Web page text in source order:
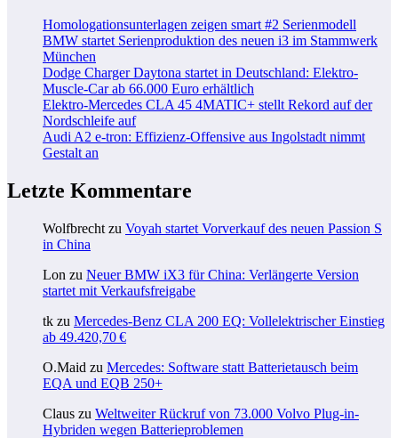
Homologationsunterlagen zeigen smart #2 Serienmodell
BMW startet Serienproduktion des neuen i3 im Stammwerk
München
Dodge Charger Daytona startet in Deutschland: Elektro-
Muscle-Car ab 66.000 Euro erhältlich
Elektro-Mercedes CLA 45 4MATIC+ stellt Rekord auf der
Nordschleife auf
Audi A2 e-tron: Effizienz-Offensive aus Ingolstadt nimmt
Gestalt an
Letzte Kommentare
Wolfbrecht zu Voyah startet Vorverkauf des neuen Passion S
in China
Lon zu Neuer BMW iX3 für China: Verlängerte Version
startet mit Verkaufsfreigabe
tk zu Mercedes-Benz CLA 200 EQ: Vollelektrischer Einstieg
ab 49.420,70 €
O.Maid zu Mercedes: Software statt Batterietausch beim
EQA und EQB 250+
Claus zu Weltweiter Rückruf von 73.000 Volvo Plug-in-
Hybriden wegen Batterieproblemen